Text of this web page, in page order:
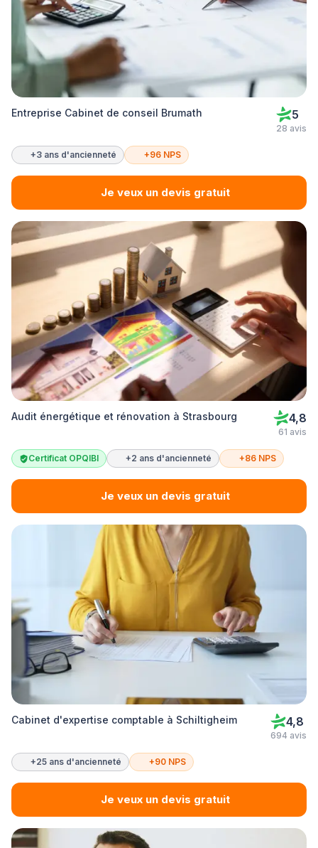
Entreprise Cabinet de conseil Brumath 5
28 avis
+3 ans d'ancienneté +96 NPS
Je veux un devis gratuit
Audit énergétique et rénovation à Strasbourg 4,8
61 avis
Certificat OPQIBI +2 ans d'ancienneté +86 NPS
Je veux un devis gratuit
Cabinet d'expertise comptable à Schiltigheim 4,8
694 avis
+25 ans d'ancienneté +90 NPS
Je veux un devis gratuit